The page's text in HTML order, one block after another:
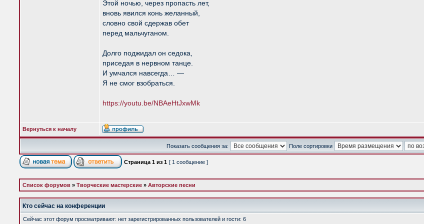
Этой ночью, через пропасть лет,
вновь явился конь желанный,
словно свой сдержав обет
перед мальчуганом.
Долго поджидал он седока,
приседая в нервном танце.
И умчался навсегда… —
Я не смог взобраться.
https://youtu.be/NBAeHtJxwMk
Вернуться к началу
Показать сообщения за: Поле сортировки
Страница 1 из 1 [ 1 сообщение ]
Список форумов » Творческие мастерские » Авторские песни
Кто сейчас на конференции
Сейчас этот форум просматривают: нет зарегистрированных пользователей и гости: 6